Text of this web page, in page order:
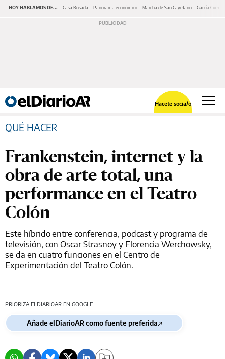
HOY HABLAMOS DE... Casa Rosada Panorama económico Marcha de San Cayetano García Cuerva
Hacete socia/o
QUÉ HACER
Frankenstein, internet y la
obra de arte total, una
performance en el Teatro
Colón
Este híbrido entre conferencia, podcast y programa de
televisión, con Oscar Strasnoy y Florencia Werchowsky,
se da en cuatro funciones en el Centro de
Experimentación del Teatro Colón.
PRIORIZA ELDIARIOAR EN GOOGLE
Añade elDiarioAR como fuente preferida